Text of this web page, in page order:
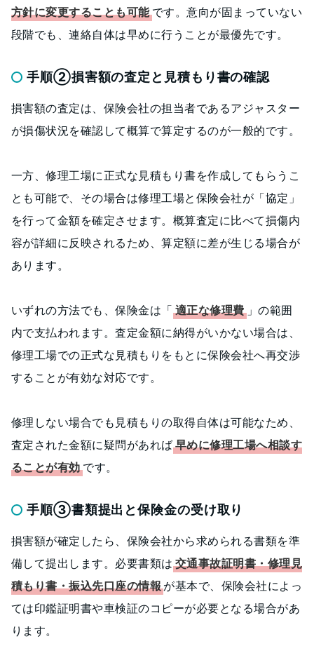
方針に変更することも可能です。意向が固まっていない
段階でも、連絡自体は早めに行うことが最優先です。
手順②損害額の査定と見積もり書の確認
損害額の査定は、保険会社の担当者であるアジャスター
が損傷状況を確認して概算で算定するのが一般的です。
一方、修理工場に正式な見積もり書を作成してもらうこ
とも可能で、その場合は修理工場と保険会社が「協定」
を行って金額を確定させます。概算査定に比べて損傷内
容が詳細に反映されるため、算定額に差が生じる場合が
あります。
いずれの方法でも、保険金は「 適正な修理費 」の範囲
内で支払われます。査定金額に納得がいかない場合は、
修理工場での正式な見積もりをもとに保険会社へ再交渉
することが有効な対応です。
修理しない場合でも見積もりの取得自体は可能なため、
査定された金額に疑問があれば早めに修理工場へ相談す
ることが有効 です。
手順③書類提出と保険金の受け取り
損害額が確定したら、保険会社から求められる書類を準
備して提出します。必要書類は 交通事故証明書・修理見
積もり書・振込先口座の情報が基本で、保険会社によっ
ては印鑑証明書や車検証のコピーが必要となる場合があ
ります。